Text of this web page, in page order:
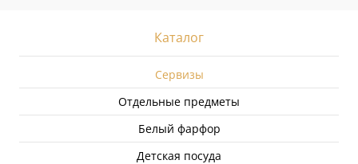
Каталог
Сервизы
Отдельные предметы
Белый фарфор
Детская посуда